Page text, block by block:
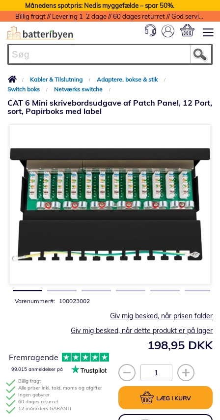
Månedens spotpris: Nedis myggefælde – spar 50%.
Billig fragt // Levering 1-2 dage // 60 dages returret // God service med garanti
Kabler & Tilslutning
Adaptere, bokse & stik
Switch boks
Netværks switche
CAT 6 Mini skrivebordsudgave af Patch Panel, 12 Port,
sort, Papirboks med label
Varenummer 100023002
198,95 DKK
Giv mig besked, når prisen falder
Giv mig besked, når dette produkt er på lager
LÆG I KURV
Billig fragt
Alle priser inkl. told, moms og afgifter
Ingen gebyrer
60 dages returret
12 måneders GARANTI
Fremragende
99,015 anmeldelser på
slutningen
af
billedgalleriet
til
billedgalleriet